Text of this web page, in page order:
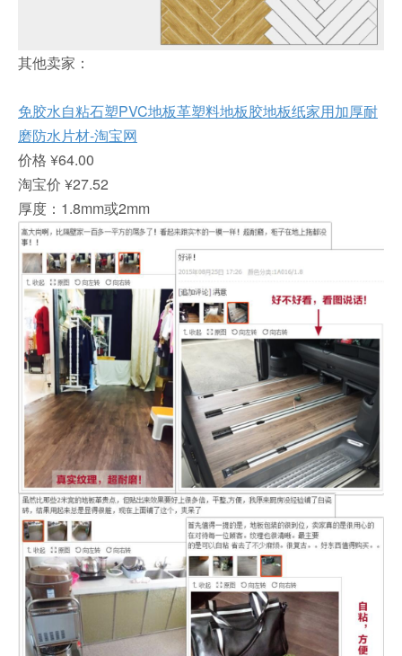
其他卖家：
免胶水自粘石塑PVC地板革塑料地板胶地板纸家用加厚耐
磨防水片材-淘宝网
价格 ¥64.00
淘宝价 ¥27.52
厚度：1.8mm或2mm